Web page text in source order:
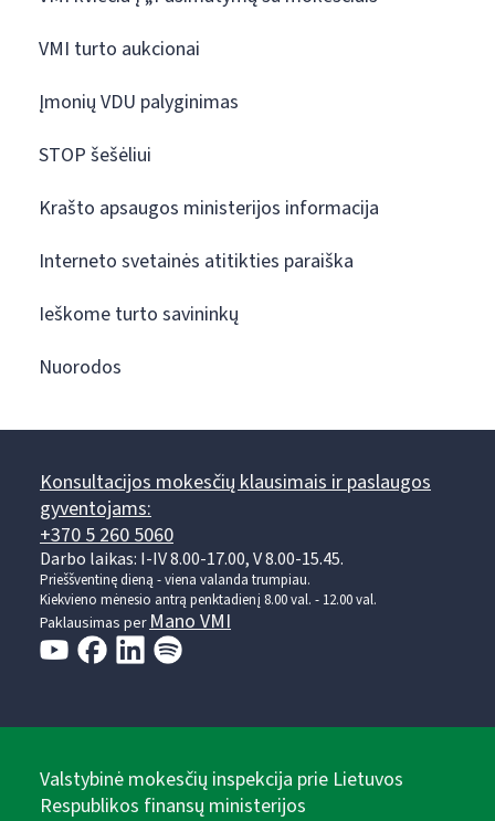
VMI turto aukcionai
Įmonių VDU palyginimas
STOP šešėliui
Krašto apsaugos ministerijos informacija
Interneto svetainės atitikties paraiška
Ieškome turto savininkų
Nuorodos
Konsultacijos mokesčių klausimais ir paslaugos
gyventojams:
+370 5 260 5060
Darbo laikas: I-IV 8.00-17.00, V 8.00-15.45.
Prieššventinę dieną - viena valanda trumpiau.
Kiekvieno mėnesio antrą penktadienį 8.00 val. - 12.00 val.
Paklausimas per Mano VMI
Valstybinė mokesčių inspekcija prie Lietuvos
Respublikos finansų ministerijos